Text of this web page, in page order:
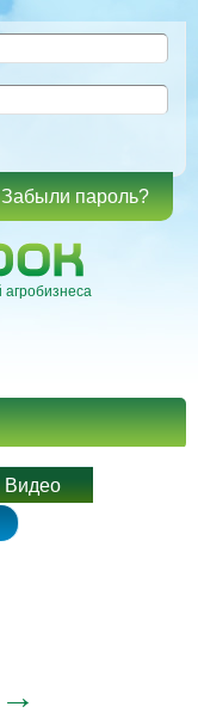
Забыли пароль?
Видео
→